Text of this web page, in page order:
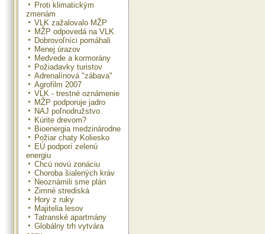
Proti klimatickým
zmenám
VLK zažalovalo MŽP
MŽP odpovedá na VLK
Dobrovoľníci pomáhali
Menej úrazov
Medvede a kormorány
Požiadavky turistov
Adrenalínová "zábava"
Agrofilm 2007
VLK - trestné oznámenie
MŽP podporuje jadro
NAJ poľnodružstvo
Kúrite drevom?
Bioenergia medzinárodne
Požiar chaty Koliesko
EÚ podporí zelenú
energiu
Chcú novú zonáciu
Choroba šialených kráv
Neoznámili sme plán
Zimné strediská
Hory z ruky
Majitelia lesov
Tatranské apartmány
Globálny trh vytvára